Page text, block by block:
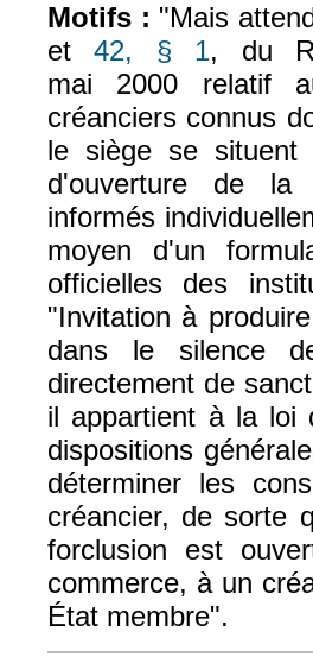
Motifs : "Mais
et42, § 1, du
mai 2000 relatif
créanciers connus
le siège se situent
d'ouverture de la
informés
moyen d'un
officielles des
"Invitation à
dans le silence
directement de
il appartient à la loi
dispositions
déterminer les
créancier, de sorte
forclusion est
commerce, à un
État membre".